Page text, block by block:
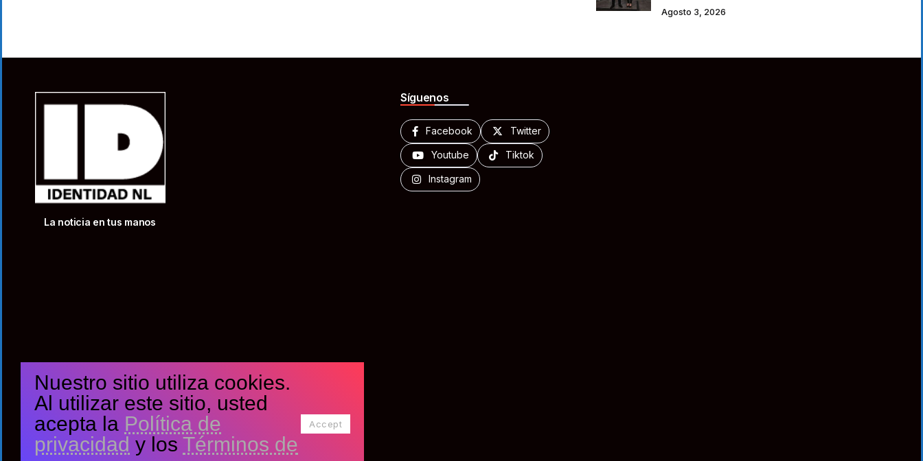
Agosto 3, 2026
La noticia en tus manos
Síguenos
Facebook Twitter
Youtube Tiktok
Instagram
Nuestro sitio utiliza cookies.
Al utilizar este sitio, usted
acepta la Política de
privacidad y los Términos de
Accept